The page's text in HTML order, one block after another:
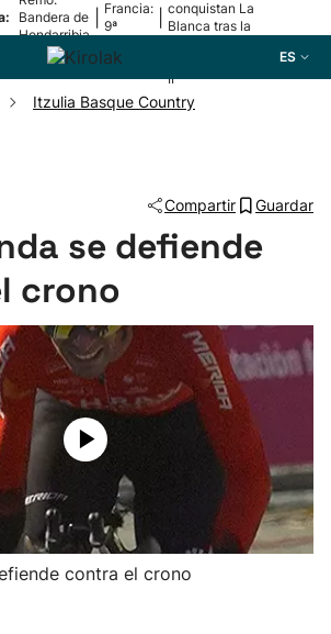
Bandera de
Hondarribia
Francia:
9ª
conquistan La
Blanca tras la
II
ES
Itzulia Basque Country
Compartir Guardar
se defiende
crono
contra el crono